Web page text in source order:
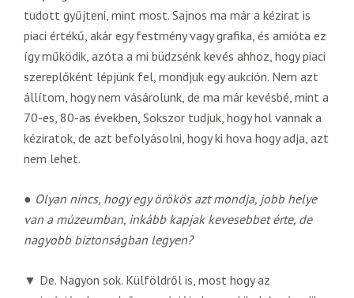
tudott gyűjteni, mint most. Sajnos ma már a kézirat is
piaci értékű, akár egy festmény vagy grafika, és amióta ez
így működik, azóta a mi büdzsénk kevés ahhoz, hogy piaci
szereplőként lépjünk fel, mondjuk egy aukción. Nem azt
állítom, hogy nem vásárolunk, de ma már kevésbé, mint a
70-es, 80-as években, Sokszor tudjuk, hogy hol vannak a
kéziratok, de azt befolyásolni, hogy ki hova hogy adja, azt
nem lehet.
● Olyan nincs, hogy egy örökös azt mondja, jobb helye
van a múzeumban, inkább kapjak kevesebbet érte, de
nagyobb biztonságban legyen?
▼ De. Nagyon sok. Külföldről is, most hogy az